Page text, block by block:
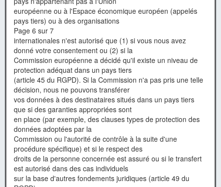
européenne ou à l'Espace économique européen (appelés
pays tiers) ou à des organisations
Page 6 sur 7
internationales n'est autorisé que (1) si vous nous avez
donné votre consentement ou (2) si la
Commission européenne a décidé qu'il existe un niveau de
protection adéquat dans un pays tiers
(article 45 du RGPD). Si la Commission n'a pas pris une telle
décision, nous ne pouvons transférer
vos données à des destinataires situés dans un pays tiers
que si des garanties appropriées sont
en place (par exemple, des clauses types de protection des
données adoptées par la
Commission ou l'autorité de contrôle à la suite d'une
procédure spécifique) et si le respect des
droits de la personne concernée est assuré ou si le transfert
est autorisé dans des cas individuels
sur la base d'autres fondements juridiques (article 49 du